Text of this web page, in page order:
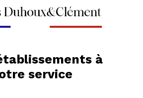
à
service